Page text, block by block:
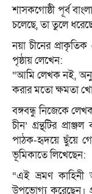
শাসকগোষ্ঠী পূর্ব
চলেছে, তা তুলে
নয়া চীনের প্রাকৃতিক
পৃষ্ঠায় লেখেন:
“আমি লেখক নই,
করার মতো ক্ষমতা
বঙ্গবন্ধু নিজেকে
চীন’ গ্রন্থটির
পাঠক-হৃদয়ে ছুঁয়ে
ভূমিকাতে লিখেছেন:
“এই ভ্রমণ কাহিনী
উপভোগ্য করেছেন।